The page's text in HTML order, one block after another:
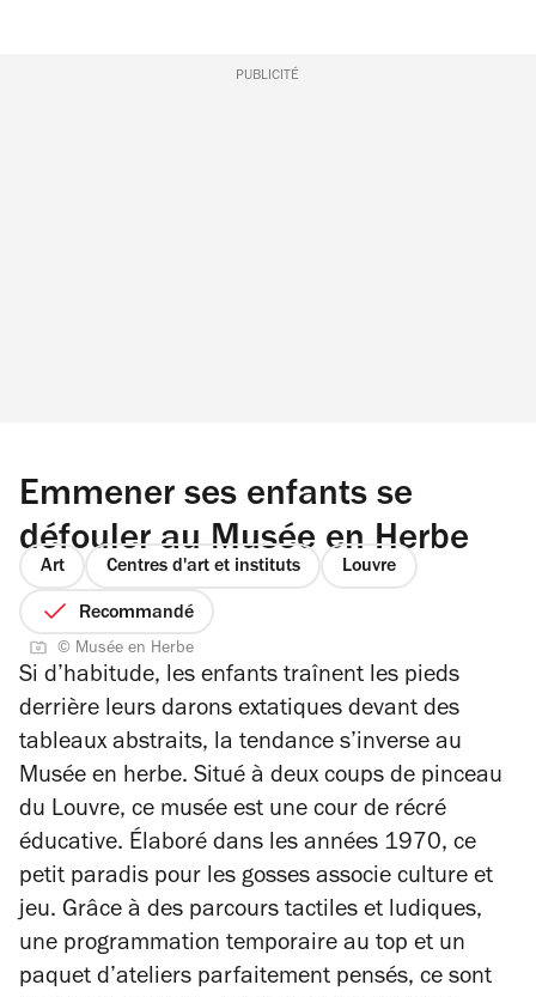
PUBLICITÉ
Emmener ses enfants se
défouler au Musée en Herbe
Art Centres d'art et instituts Louvre
Recommandé
© Musée en Herbe
Si d’habitude, les enfants traînent les pieds
derrière leurs darons extatiques devant des
tableaux abstraits, la tendance s’inverse au
Musée en herbe. Situé à deux coups de pinceau
du Louvre, ce musée est une cour de récré
éducative. Élaboré dans les années 1970, ce
petit paradis pour les gosses associe culture et
jeu. Grâce à des parcours tactiles et ludiques,
une programmation temporaire au top et un
paquet d’ateliers parfaitement pensés, ce sont